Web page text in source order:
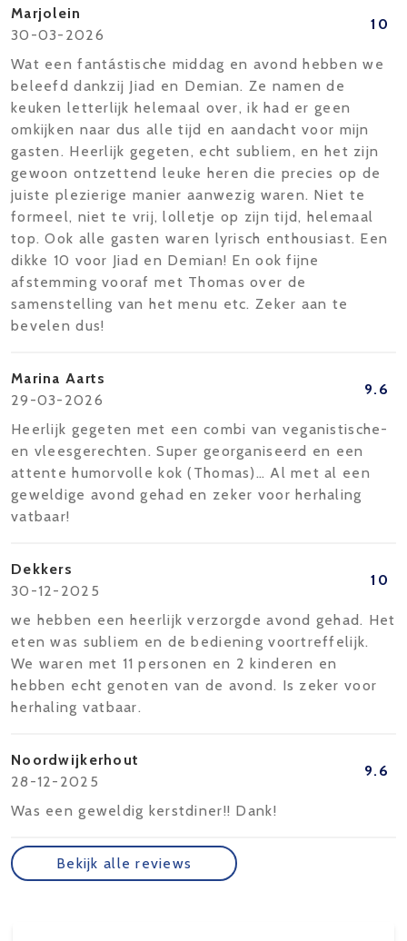
Marjolein
30-03-2026
10
Wat een fantástische middag en avond hebben we
beleefd dankzij Jiad en Demian. Ze namen de
keuken letterlijk helemaal over, ik had er geen
omkijken naar dus alle tijd en aandacht voor mijn
gasten. Heerlijk gegeten, echt subliem, en het zijn
gewoon ontzettend leuke heren die precies op de
juiste plezierige manier aanwezig waren. Niet te
formeel, niet te vrij, lolletje op zijn tijd, helemaal
top. Ook alle gasten waren lyrisch enthousiast. Een
dikke 10 voor Jiad en Demian! En ook fijne
afstemming vooraf met Thomas over de
samenstelling van het menu etc. Zeker aan te
bevelen dus!
Marina Aarts
29-03-2026
9.6
Heerlijk gegeten met een combi van veganistische-
en vleesgerechten. Super georganiseerd en een
attente humorvolle kok (Thomas)… Al met al een
geweldige avond gehad en zeker voor herhaling
vatbaar!
Dekkers
30-12-2025
10
we hebben een heerlijk verzorgde avond gehad. Het
eten was subliem en de bediening voortreffelijk.
We waren met 11 personen en 2 kinderen en
hebben echt genoten van de avond. Is zeker voor
herhaling vatbaar.
Noordwijkerhout
28-12-2025
9.6
Was een geweldig kerstdiner!! Dank!
Bekijk alle reviews